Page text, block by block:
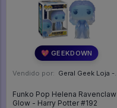
💖 GEEKDOWN
Vendido por: Geral Geek Loja - SP
Funko Pop Helena Ravenclaw
Glow - Harry Potter #192